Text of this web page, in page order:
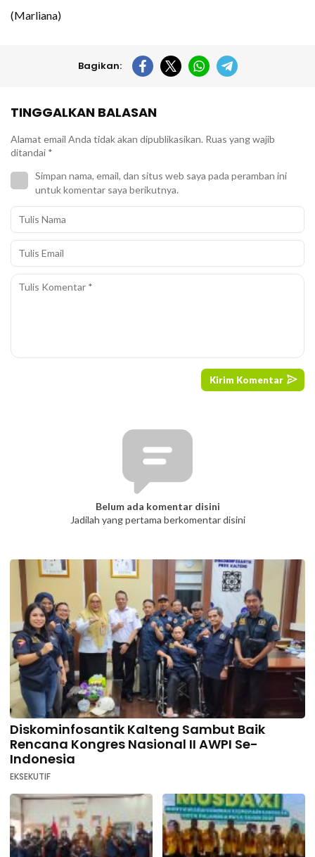
(Marliana)
Bagikan:
TINGGALKAN BALASAN
Alamat email Anda tidak akan dipublikasikan. Ruas yang wajib
ditandai *
Simpan nama, email, dan situs web saya pada peramban ini
untuk komentar saya berikutnya.
Belum ada komentar disini
Jadilah yang pertama berkomentar disini
Diskominfosantik Kalteng Sambut Baik
Rencana Kongres Nasional II AWPI Se-
Indonesia
EKSEKUTIF